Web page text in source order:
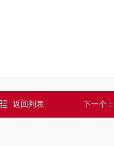
返回列表 下一个：